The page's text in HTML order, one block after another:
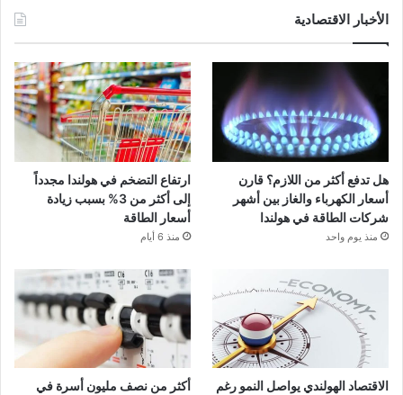
الأخبار الاقتصادية
هل تدفع أكثر من اللازم؟ قارن
أسعار الكهرباء والغاز بين أشهر
شركات الطاقة في هولندا
منذ يوم واحد
ارتفاع التضخم في هولندا مجدداً
إلى أكثر من 3% بسبب زيادة
أسعار الطاقة
منذ 6 أيام
الاقتصاد الهولندي يواصل النمو رغم
أكثر من نصف مليون أسرة في